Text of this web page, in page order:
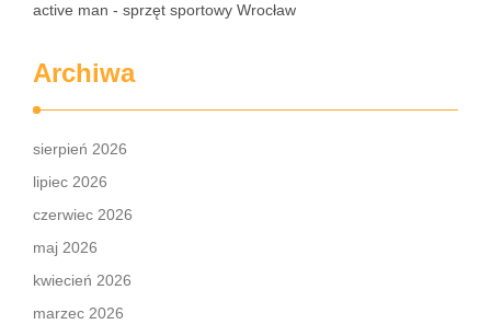
active man - sprzęt sportowy Wrocław
Archiwa
sierpień 2026
lipiec 2026
czerwiec 2026
maj 2026
kwiecień 2026
marzec 2026